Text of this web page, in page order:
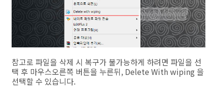
참고로 파일을 삭제 시 복구가 불가능하게 하려면 파일을 선
택 후 마우스오른쪽 버튼을 누른뒤, Delete With wiping 을
선택할 수 있습니다.